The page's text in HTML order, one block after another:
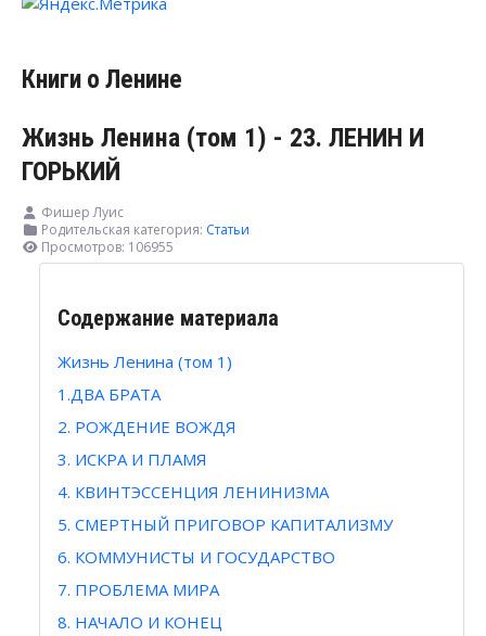
Книги о Ленине
Жизнь Ленина (том 1) - 23. ЛЕНИН И
ГОРЬКИЙ
Фишер Луис
Родительская категория: Статьи
Просмотров: 106955
Содержание материала
Жизнь Ленина (том 1)
1.ДВА БРАТА
2. РОЖДЕНИЕ ВОЖДЯ
3. ИСКРА И ПЛАМЯ
4. КВИНТЭССЕНЦИЯ ЛЕНИНИЗМА
5. СМЕРТНЫЙ ПРИГОВОР КАПИТАЛИЗМУ
6. КОММУНИСТЫ И ГОСУДАРСТВО
7. ПРОБЛЕМА МИРА
8. НАЧАЛО И КОНЕЦ